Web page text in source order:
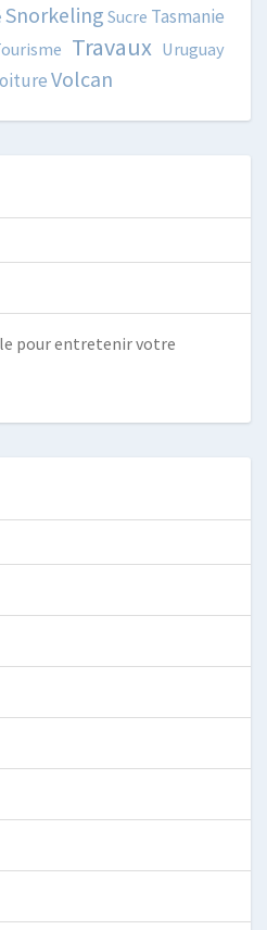
Snorkeling Sucre Tasmanie
Travaux Uruguay
Volcan
pour entretenir votre